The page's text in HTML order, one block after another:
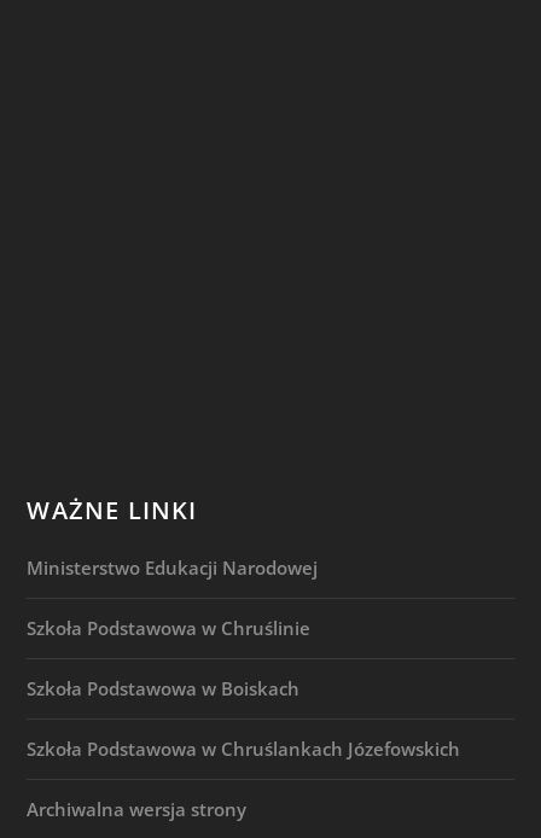
WAŻNE LINKI
Ministerstwo Edukacji Narodowej
Szkoła Podstawowa w Chruślinie
Szkoła Podstawowa w Boiskach
Szkoła Podstawowa w Chruślankach Józefowskich
Archiwalna wersja strony